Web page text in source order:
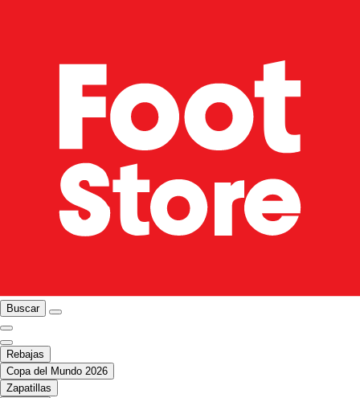
Buscar
Rebajas
Copa del Mundo 2026
Zapatillas